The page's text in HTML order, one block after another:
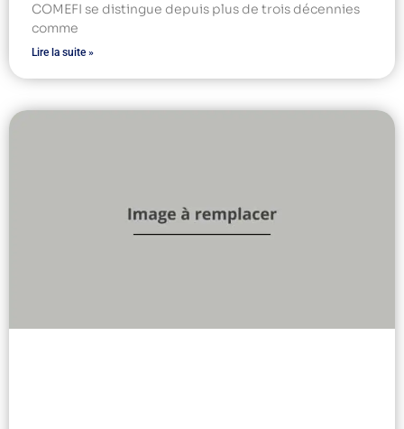
COMEFI se distingue depuis plus de trois décennies
comme
Lire la suite »